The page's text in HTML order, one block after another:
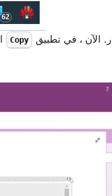
Copy